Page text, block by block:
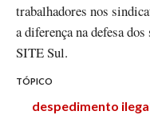
trabalhadores nos
a diferença na defesa
SITE Sul.
TÓPICO
despedimento